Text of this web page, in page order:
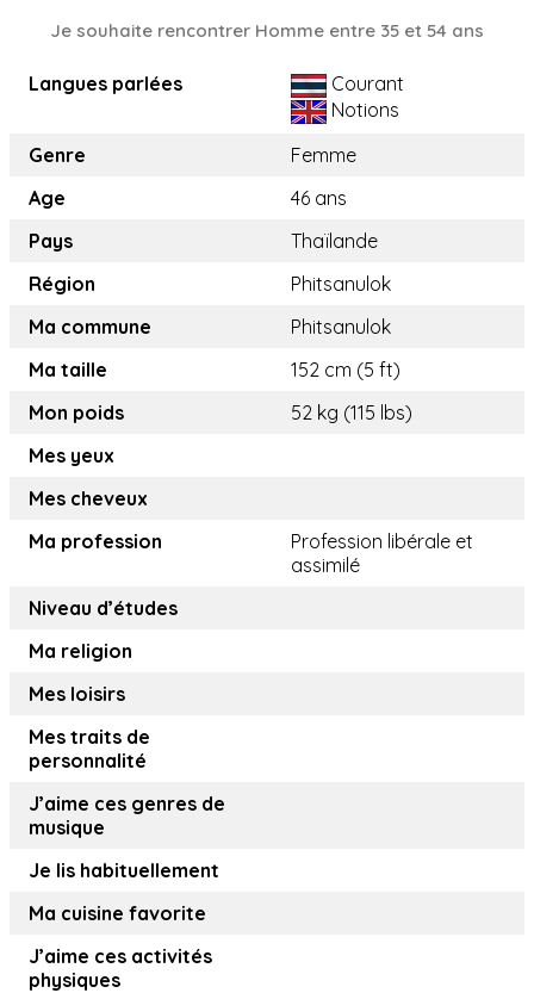
Je souhaite rencontrer Homme entre 35 et 54 ans
Langues parlées
Courant
Notions
Genre
Femme
Age
46 ans
Pays
Thaïlande
Région
Phitsanulok
Ma commune
Phitsanulok
Ma taille
152 cm (5 ft)
Mon poids
52 kg (115 lbs)
Mes yeux
Mes cheveux
Ma profession
Profession libérale et
assimilé
Niveau d’études
Ma religion
Mes loisirs
Mes traits de
personnalité
J’aime ces genres de
musique
Je lis habituellement
Ma cuisine favorite
J’aime ces activités
physiques